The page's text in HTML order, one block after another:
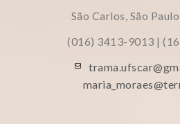
São Carlos, São Paulo
(016) 3413-9013 |